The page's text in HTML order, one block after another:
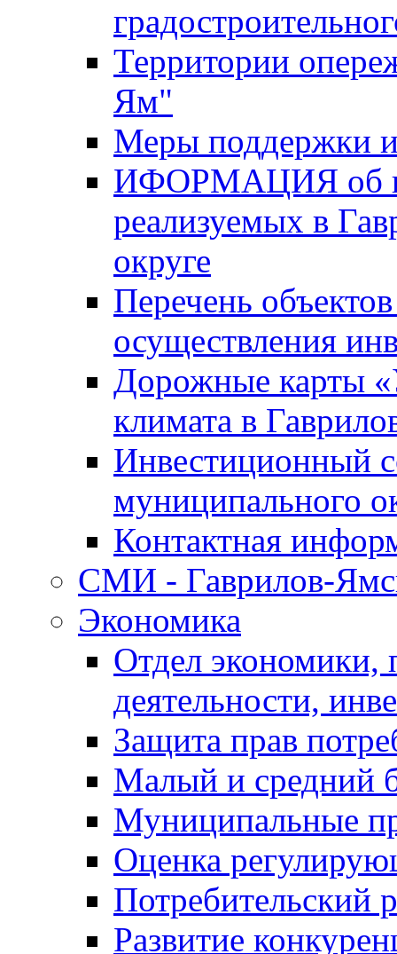
Территории
Ям"
Меры поддержки
ИФОРМАЦИЯ об
реализуемых в
округе
Перечень
осуществления
Дорожные карты
климата в
Инвестиционный
муниципального
Контактная
СМИ - Гаврилов-
Экономика
Отдел экономики,
деятельности,
Защита прав
Малый и средний
Муниципальные
Оценка
Потребительский
Развитие